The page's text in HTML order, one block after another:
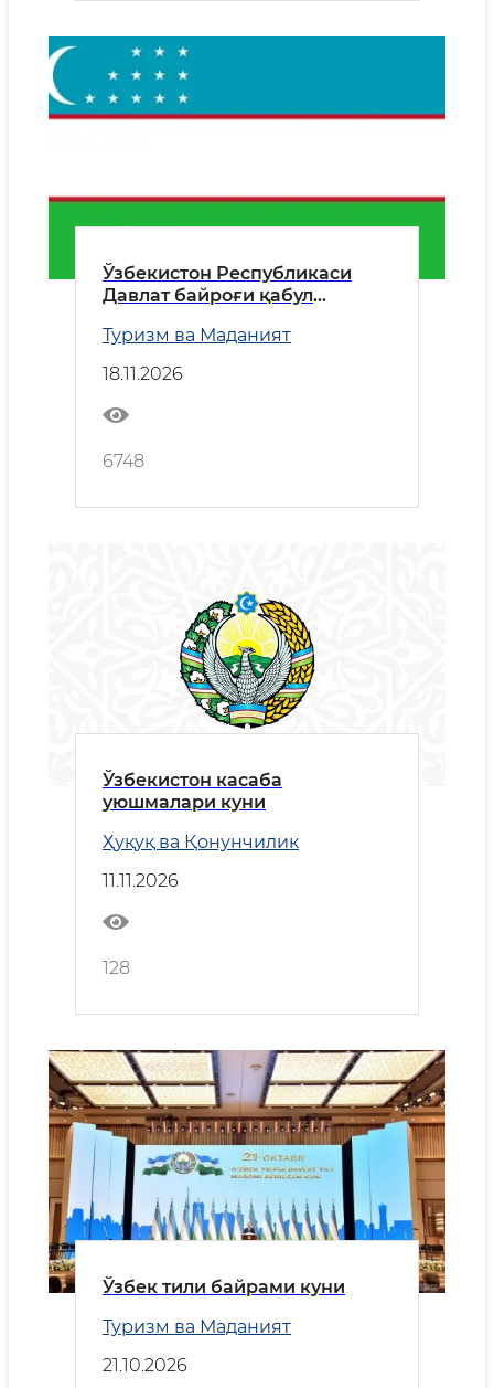
Ўзбекистон Республикаси
Давлат байроғи қабул
Туризм ва Маданият
18.11.2026
6748
Ўзбекистон касаба
уюшмалари куни
Ҳуқуқ ва Қонунчилик
11.11.2026
128
Ўзбек тили байрами куни
Туризм ва Маданият
21.10.2026